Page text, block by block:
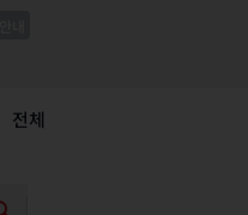
전체